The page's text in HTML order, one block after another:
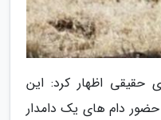
حقیقی اظهار کرد: این
حضور دام های یک دامدار